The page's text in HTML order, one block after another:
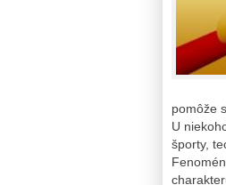
pomôže
U
športy,